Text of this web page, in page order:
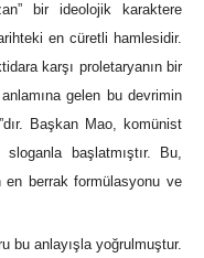
bir ideolojik karaktere
en cüretli hamlesidir.
karşı proletaryanın bir
gelen bu devrimin
Başkan Mao, komünist
başlatmıştır. Bu,
berrak formülasyonu ve
bu anlayışla yoğrulmuştur.